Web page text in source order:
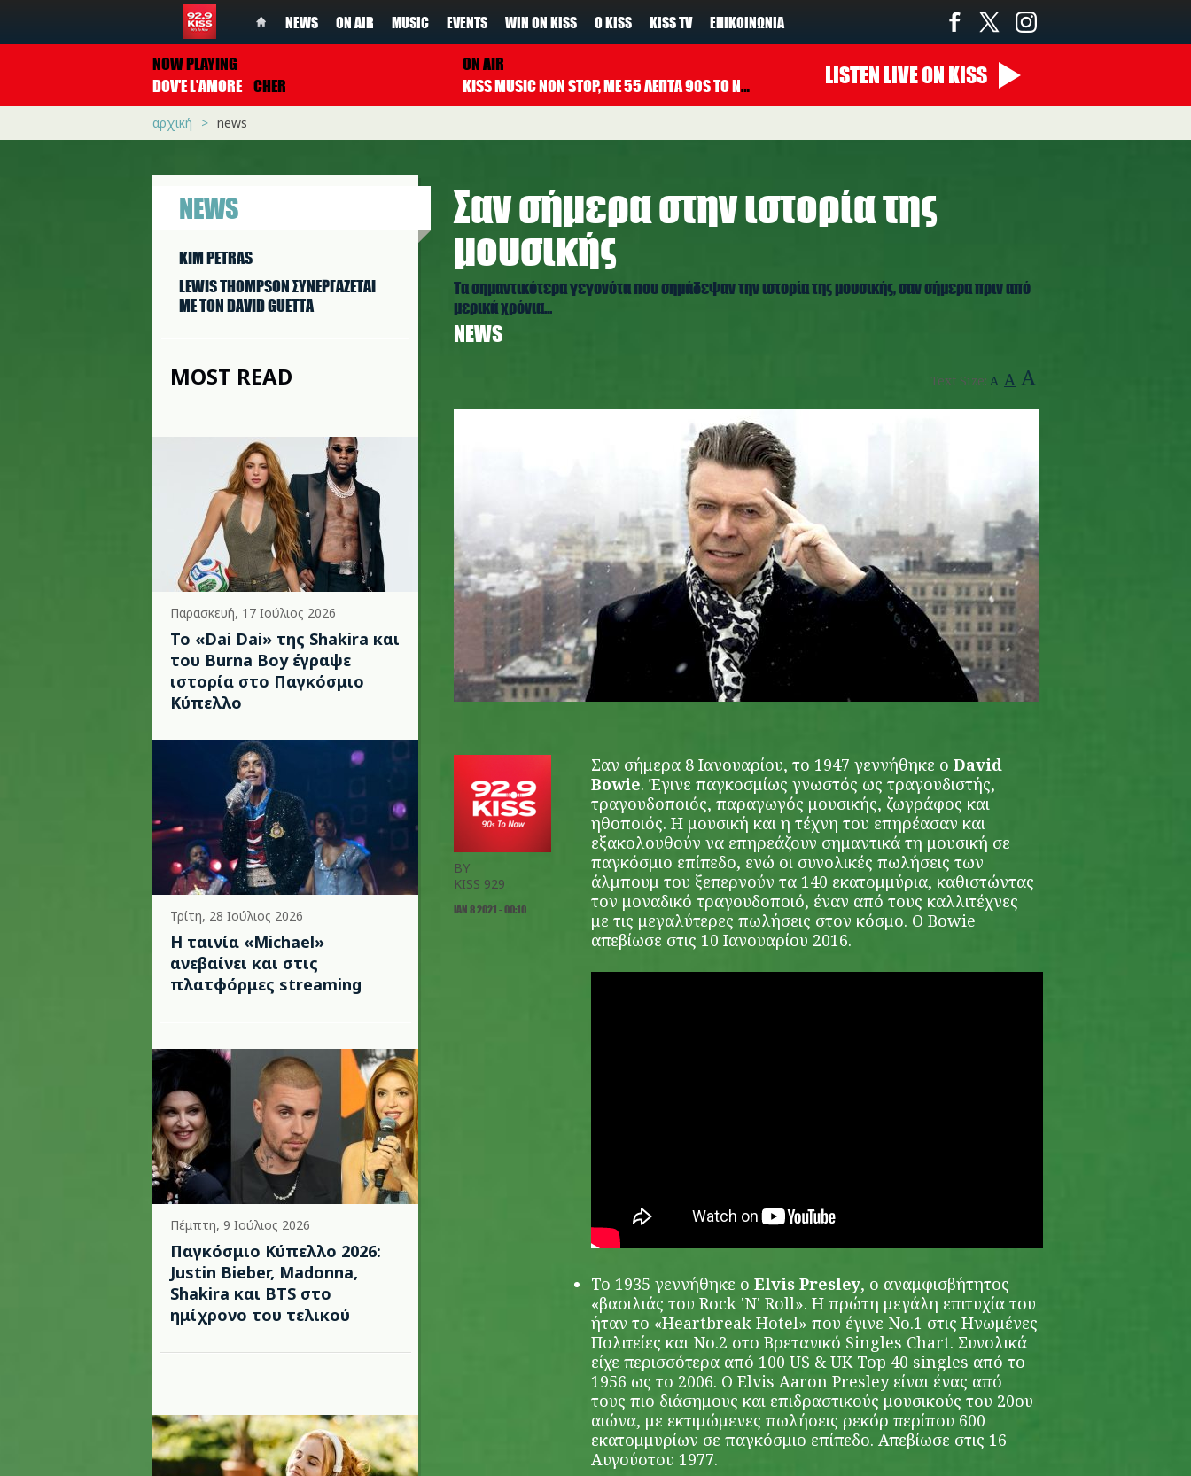
NEWS ON AIR MUSIC EVENTS WIN ON KISS Ο KISS KISS TV ΕΠΙΚΟΙΝΩΝΊΑ
NOW PLAYING
DOV'E L'AMORE CHER
ON AIR
KISS MUSIC NON STOP, ΜΕ 55 ΛΕΠΤΑ 90S TO NOW ΚΑΘΕ ΩΡΑ
22:00 - 00:00
LISTEN LIVEON KISS
αρχική news
NEWS
KIM PETRAS
LEWIS THOMPSON ΣΥΝΕΡΓAΖΕΤΑΙ
ΜΕ ΤΟΝ DAVID GUETTA
MOST READ
Παρασκευή, 17 Ιούλιος 2026
To «Dai Dai» της Shakira και
του Burna Boy έγραψε
ιστορία στο Παγκόσμιο
Κύπελλο
Τρίτη, 28 Ιούλιος 2026
Η ταινία «Michael»
ανεβαίνει και στις
πλατφόρμες streaming
Πέμπτη, 9 Ιούλιος 2026
Παγκόσμιο Κύπελλο 2026:
Justin Bieber, Madonna,
Shakira και BTS στο
ημίχρονο του τελικού
Σαν σήμερα στην ιστορία της
μουσικής
Τα σημαντικότερα γεγονότα που σημάδεψαν την ιστορία της μουσικής, σαν σήμερα πριν από
μερικά χρόνια...
NEWS
Text Size: A A A
david_bowie_4.jpg
BY
KISS 929
ΙΑΝ 8 2021 - 00:10
Σαν σήμερα 8 Ιανουαρίου, το 1947 γεννήθηκε ο David
Bowie. Έγινε παγκοσμίως γνωστός ως τραγουδιστής,
τραγουδοποιός, παραγωγός μουσικής, ζωγράφος και
ηθοποιός. Η μουσική και η τέχνη του επηρέασαν και
εξακολουθούν να επηρεάζουν σημαντικά τη μουσική σε
παγκόσμιο επίπεδο, ενώ οι συνολικές πωλήσεις των
άλμπουμ του ξεπερνούν τα 140 εκατομμύρια, καθιστώντας
τον μοναδικό τραγουδοποιό, έναν από τους καλλιτέχνες
με τις μεγαλύτερες πωλήσεις στον κόσμο. Ο Bowie
απεβίωσε στις 10 Ιανουαρίου 2016.
Το 1935 γεννήθηκε ο Elvis Presley, ο αναμφισβήτητος
«βασιλιάς του Rock 'N' Roll». Η πρώτη μεγάλη επιτυχία του
ήταν το «Heartbreak Hotel» που έγινε Νο.1 στις Ηνωμένες
Πολιτείες και Νο.2 στο Βρετανικό Singles Chart. Συνολικά
είχε περισσότερα από 100 US & UK Top 40 singles από το
1956 ως το 2006. Ο Elvis Aaron Presley είναι ένας από
τους πιο διάσημους και επιδραστικούς μουσικούς του 20ου
αιώνα, με εκτιμώμενες πωλήσεις ρεκόρ περίπου 600
εκατομμυρίων σε παγκόσμιο επίπεδο. Απεβίωσε στις 16
Αυγούστου 1977.